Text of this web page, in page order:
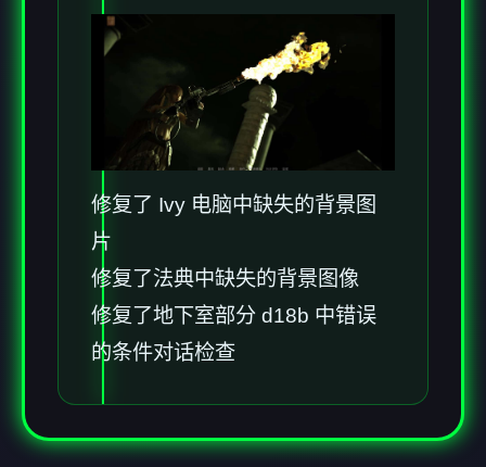
修复了 Ivy 电脑中缺失的背景图
片
修复了法典中缺失的背景图像
修复了地下室部分 d18b 中错误
的条件对话检查